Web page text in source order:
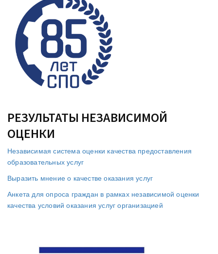
РЕЗУЛЬТАТЫ НЕЗАВИСИМОЙ
ОЦЕНКИ
Независимая система оценки качества предоставления
образовательных услуг
Выразить мнение о качестве оказания услуг
Анкета для опроса граждан в рамках независимой оценки
качества условий оказания услуг организацией